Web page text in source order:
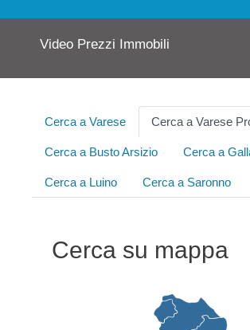
Video Prezzi Immobili
Cerca a Varese Cerca a Varese
Cerca a Busto Arsizio Cerca a
Cerca a Luino Cerca a Saronno
Cerca su mappa